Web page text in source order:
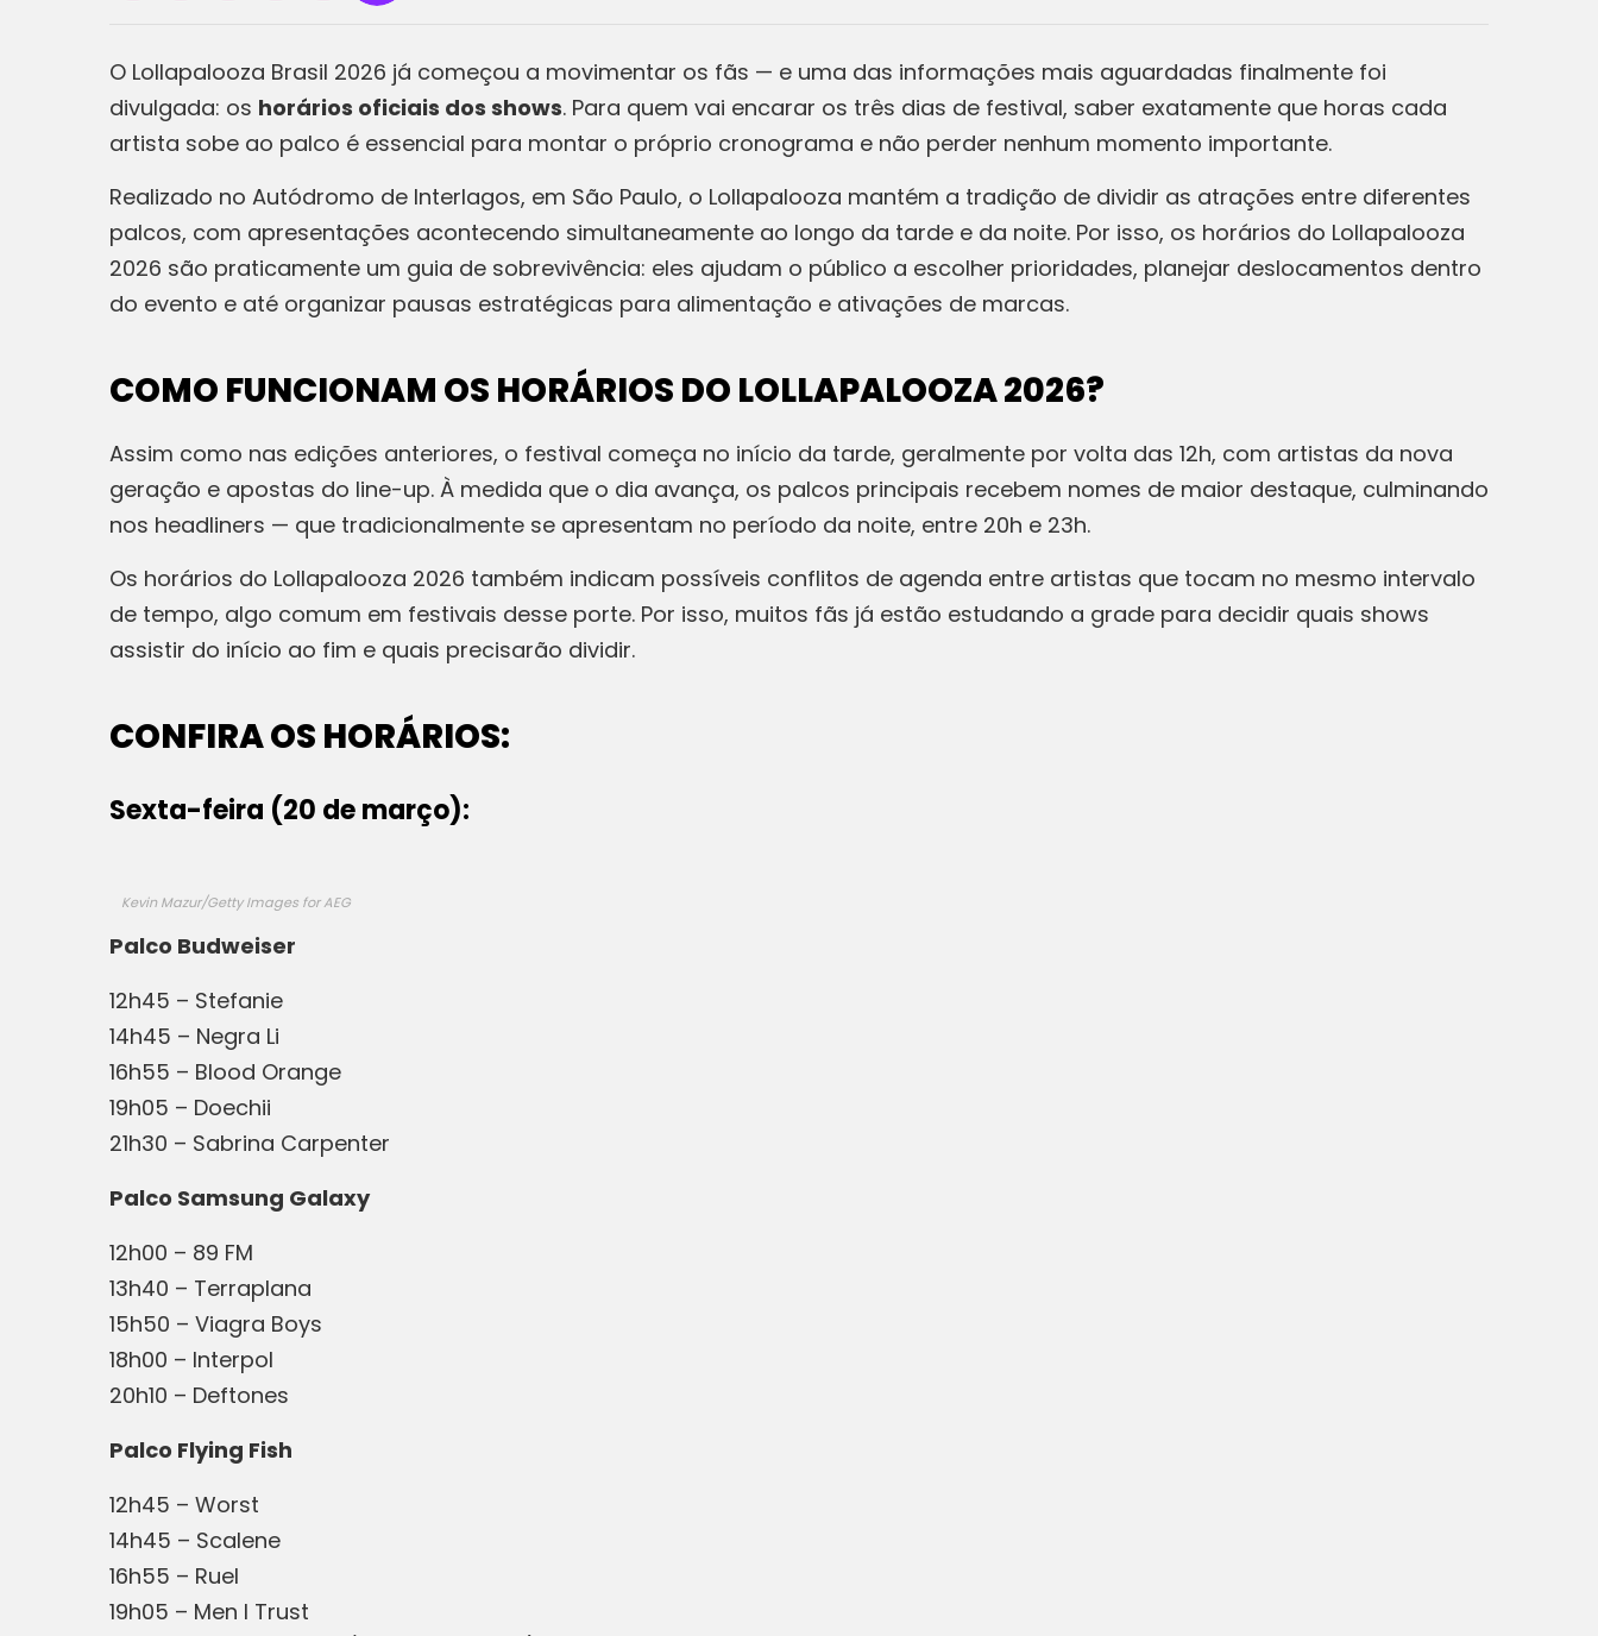
O Lollapalooza Brasil 2026 já começou a movimentar os fãs — e uma das informações mais aguardadas finalmente foi
divulgada: os horários oficiais dos shows. Para quem vai encarar os três dias de festival, saber exatamente que horas cada
artista sobe ao palco é essencial para montar o próprio cronograma e não perder nenhum momento importante.
Realizado no Autódromo de Interlagos, em São Paulo, o Lollapalooza mantém a tradição de dividir as atrações entre diferentes
palcos, com apresentações acontecendo simultaneamente ao longo da tarde e da noite. Por isso, os horários do Lollapalooza
2026 são praticamente um guia de sobrevivência: eles ajudam o público a escolher prioridades, planejar deslocamentos dentro
do evento e até organizar pausas estratégicas para alimentação e ativações de marcas.
COMO FUNCIONAM OS HORÁRIOS DO LOLLAPALOOZA 2026?
Assim como nas edições anteriores, o festival começa no início da tarde, geralmente por volta das 12h, com artistas da nova
geração e apostas do line-up. À medida que o dia avança, os palcos principais recebem nomes de maior destaque, culminando
nos headliners — que tradicionalmente se apresentam no período da noite, entre 20h e 23h.
Os horários do Lollapalooza 2026 também indicam possíveis conflitos de agenda entre artistas que tocam no mesmo intervalo
de tempo, algo comum em festivais desse porte. Por isso, muitos fãs já estão estudando a grade para decidir quais shows
assistir do início ao fim e quais precisarão dividir.
CONFIRA OS HORÁRIOS:
Sexta-feira (20 de março):
Kevin Mazur/Getty Images for AEG
Palco Budweiser
12h45 – Stefanie
14h45 – Negra Li
16h55 – Blood Orange
19h05 – Doechii
21h30 – Sabrina Carpenter
Palco Samsung Galaxy
12h00 – 89 FM
13h40 – Terraplana
15h50 – Viagra Boys
18h00 – Interpol
20h10 – Deftones
Palco Flying Fish
12h45 – Worst
14h45 – Scalene
16h55 – Ruel
19h05 – Men I Trust